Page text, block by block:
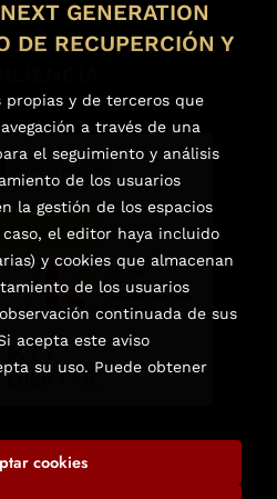
GENERATION
DE RECUPERCIÓN Y
y Usados en Elche
y de terceros que
a través de una
el seguimiento y análisis
de los usuarios
la gestión de los espacios
el editor haya incluido
y cookies que almacenan
de los usuarios
continuada de sus
acepta este aviso
su uso. Puede obtener
cookies